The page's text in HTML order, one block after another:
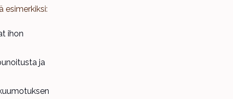
esimerkiksi:
ihon
ja